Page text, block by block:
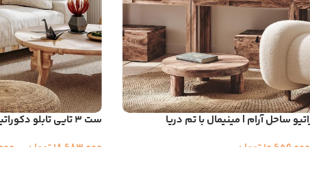
10,659,000تومان
ست ۳ تایی تابلو دکوراتیو اشکال ارگانیک | مینیمال سیاه و سفید
18,683,000تومان